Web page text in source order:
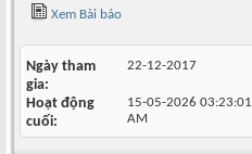
Xem Bài báo
Ngày tham
gia
22-12-2017
Hoạt động
cuối
15-05-2026 03:23:01
AM